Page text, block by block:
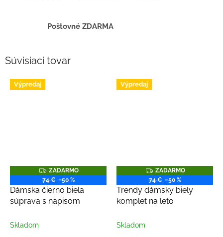
Poštovné ZDARMA
Súvisiaci tovar
Výpredaj
Z
A
D
A
R
M
ZADARMO
74 € –50 %
Dámska čierno biela
súprava s nápisom
Skladom
Výpredaj
Z
A
D
A
R
M
ZADARMO
74 € –50 %
Trendy dámsky biely
komplet na leto
Skladom